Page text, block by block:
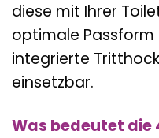
diese mit Ihrer
optimale Passform
integrierte
einsetzbar.
Was bedeutet